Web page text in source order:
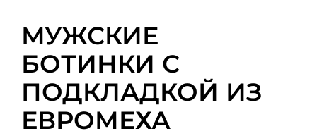
МУЖСКИЕ
БОТИНКИ С
ПОДКЛАДКОЙ ИЗ
ЕВРОМЕХА